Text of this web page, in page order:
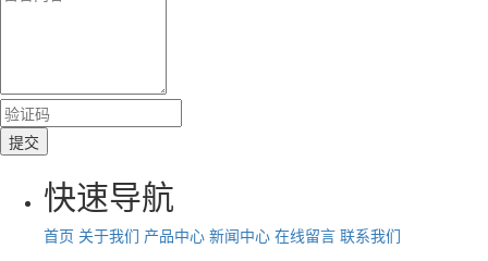
快速导航
首页 关于我们 产品中心 新闻中心 在线留言 联系我们